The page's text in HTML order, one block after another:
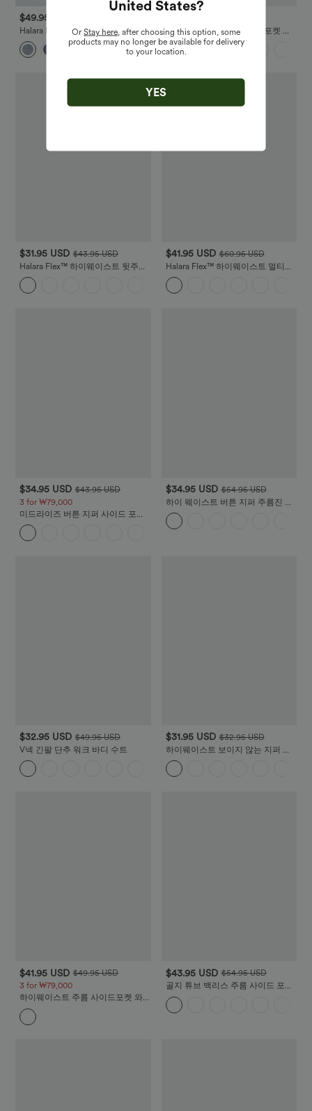
$49.95 USD
Halara Flex™ 하이 웨이스트 다중
포켓 와이드 레그 워시드 스트레치
니트 캐주얼 청바지
하이웨이스트 버튼 멀티플 포켓 일
자 캐주얼 워크 팬츠
$31.95 USD $43.95 USD
Halara Flex™ 하이웨이스트 뒷주머
니 약간의 플레어 워크팬츠
$41.95 USD $60.95 USD
Halara Flex™ 하이웨이스트 멀티플
포켓 일자 스트레치 니트 워크 청바
지
$34.95 USD $43.95 USD
3 for ₩79,000
미드라이즈 버튼 지퍼 사이드 포켓
코듀로이 캐주얼 팬츠
$34.95 USD $54.95 USD
하이 웨이스트 버튼 지퍼 주름진 사
이드 포켓 셔링 스트레이트 레그 워
크팬츠
$32.95 USD $49.95 USD
V넥 긴팔 단추 워크 바디 수트
$31.95 USD $32.95 USD
하이웨이스트 보이지 않는 지퍼 스
플릿 밑단 미디 코듀로이 캐주얼 스
커트
$41.95 USD $49.95 USD
3 for ₩79,000
하이웨이스트 주름 사이드포켓 와
이드 플리스 캐주얼 코튼 팬츠
$43.95 USD $54.95 USD
골지 튜브 백리스 주름 사이드 포켓
캐주얼 점프수트
United States?
Or Stay here , after choosing this option, some
products may no longer be available for delivery
to your location.
YES